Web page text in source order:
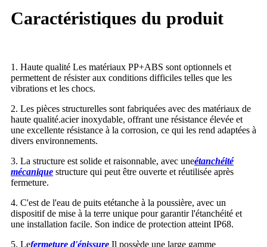
Caractéristiques du produit
1. Haute qualité Les matériaux PP+ABS sont optionnels et
permettent de résister aux conditions difficiles telles que les
vibrations et les chocs.
2. Les pièces structurelles sont fabriquées avec des matériaux de
haute qualité.acier inoxydable, offrant une résistance élevée et
une excellente résistance à la corrosion, ce qui les rend adaptées à
divers environnements.
3. La structure est solide et raisonnable, avec uneétanchéité
mécanique structure qui peut être ouverte et réutilisée après
fermeture.
4. C'est de l'eau de puits etétanche à la poussière, avec un
dispositif de mise à la terre unique pour garantir l'étanchéité et
une installation facile. Son indice de protection atteint IP68.
5. Lefermeture d'épissure Il possède une large gamme